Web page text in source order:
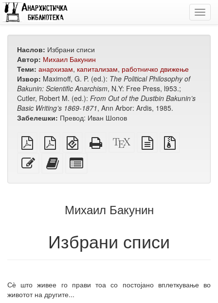
Наслов: Избрани списи
Автор: Михаил Бакунин
Теми: анархизам, капитализам, работничко движење
Извор: Maximoff, G. P. (ed.): The Political Philosophy of
Bakunin: Scientific Anarchism, N.Y: Free Press, l953.;
Cutler, Robert M. (ed.): From Out of the Dustbin Bakunin’s
Basic Writing’s 1869-1871, Ann Arbor: Ardis, 1985.
Забелешки: Превод: Иван Шопов
обичен
PDF
А4
PDF
печатење
EPUB
(за
мобилни
уреди)
Целосен
HTML
XeLaTeX
извор
изворот
Уреди
текст
Додади
текст
збирката
за
Михаил Бакунин
Избрани списи
Сѐ што живее го прави тоа со постојано вплеткување во
животот на другите...